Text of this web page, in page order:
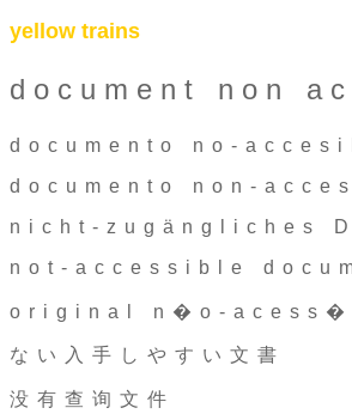
yellow trains
document non
documento no-
documento non-
nicht-zugängliches
not-accessible
original n�o-
ない入手しやすい文書
没有查询文件